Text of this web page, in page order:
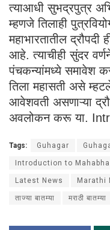
त्याआधी सुभद्रपुत्र
म्हणजे तिलाही
महाभारतातील
आहे. त्याचीही सुंदर
पंचकन्यांमध्ये समावेश
तिला महासती असे
आवेशवती असणाऱ्या
अवलोकन करू या.
Tags: Guhagar
Introduction to
Latest News Marathi
ताज्या बातम्या मराठी बातम्या